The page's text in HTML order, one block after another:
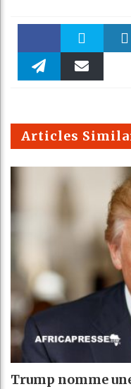
Faceboo Twitter
m
Articles
Trump nomme